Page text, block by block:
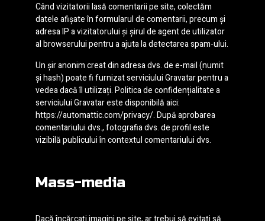
Când vizitatorii lasă comentarii pe site, colectăm
datele afișate în formularul de comentarii, precum și
adresa IP a vizitatorului și șirul de agent de utilizator
al browserului pentru a ajuta la detectarea spam-ului.
Un șir anonim creat din adresa dvs. de e-mail (numit
și hash) poate fi furnizat serviciului Gravatar pentru a
vedea dacă îl utilizați. Politica de confidențialitate a
serviciului Gravatar este disponibilă aici:
https://automattic.com/privacy/. După aprobarea
comentariului dvs., fotografia dvs. de profil este
vizibilă publicului în contextul comentariului dvs.
Mass-media